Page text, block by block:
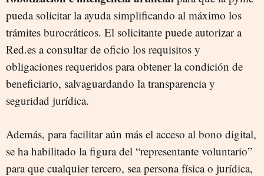
pueda solicitar la ayuda simplificando al máximo los
trámites burocráticos. El solicitante puede autorizar a
Red.es a consultar de oficio los requisitos y
obligaciones requeridos para obtener la condición de
beneficiario, salvaguardando la transparencia y
seguridad jurídica.
Además, para facilitar aún más el acceso al bono digital,
se ha habilitado la figura del “representante voluntario”
para que cualquier tercero, sea persona física o jurídica,